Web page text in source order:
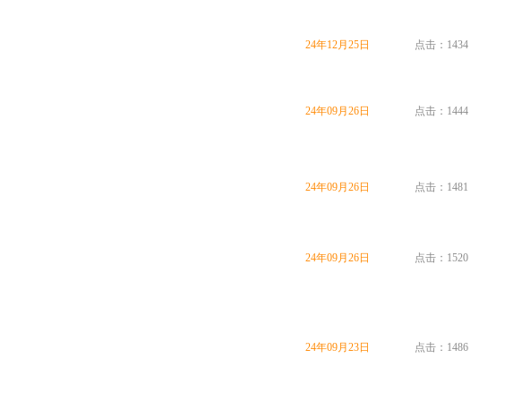
24年12月25日 点击：1434
24年09月26日 点击：1444
24年09月26日 点击：1481
24年09月26日 点击：1520
24年09月23日 点击：1486